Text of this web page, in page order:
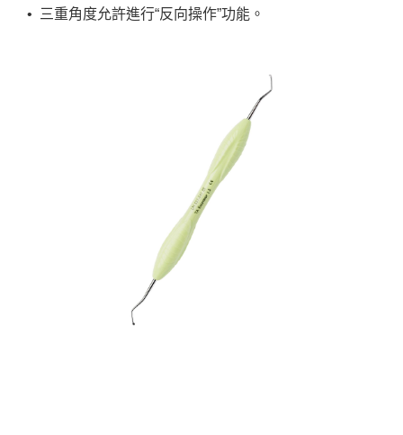
• 三重角度允許進行“反向操作”功能。